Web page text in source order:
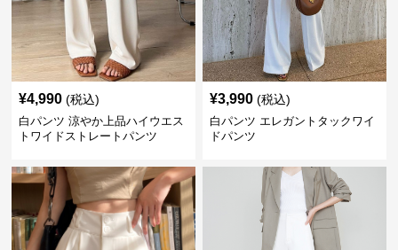
¥4,990 (税込)
白パンツ 涼やか上品ハイウエス
トワイドストレートパンツ
¥3,990 (税込)
白パンツ エレガントタックワイ
ドパンツ